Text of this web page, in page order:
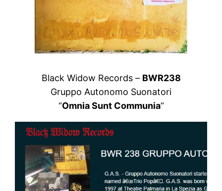
Black Widow Records – BWR238
Gruppo Autonomo Suonatori
“Omnia Sunt Communia“